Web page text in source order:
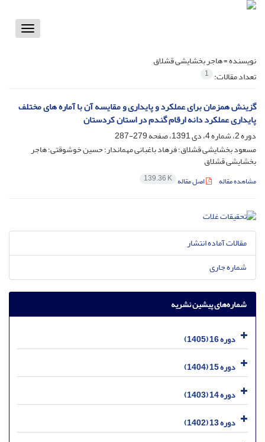
Toggle
نویسنده =هاجر بخشایشی قشلاق
تعداد مقالات: 1
گزینش همزمان برای عملکرد و پایداری و مقایسه آن با آماره های مختلف
پایداری عملکرد دانه ارقام گندم در استان کردستان
دوره 2، شماره 4، دی 1391، صفحه
279-287
مسعود بخشایشی قشلاق؛ فرهاد باغبانی مهماندار؛ حسین خوشوقتی؛ هاجر
بخشایشی قشلاق
مشاهده مقاله اصل مقاله 139.36 K
مقالات آماده انتشار
شماره جاری
شماره‌های پیشین نشریه
دوره 16 (1405)
دوره 15 (1404)
دوره 14 (1403)
دوره 13 (1402)